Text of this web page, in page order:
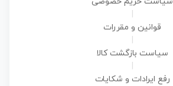
قوانین و مقررات
سیاست بازگشت کالا
رفع ایرادات و شکایات